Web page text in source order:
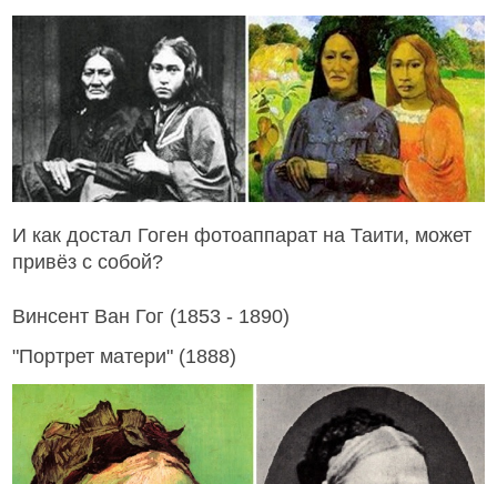
И как достал Гоген фотоаппарат на Таити, может
привёз с собой?
Винсент Ван Гог (1853 - 1890)
"Портрет матери" (1888)